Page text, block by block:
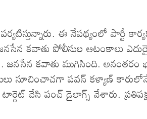
ఈ నేపథ్యంలో పార్టీ
కవాతు పోలీసుల ఆటంకాలు
జనసేన కవాతు ముగిసింది.
సూచించాచగా పవన్ కళ్యాణ్
చేసి పంచ్ డైలాగ్స్ వేశారు.